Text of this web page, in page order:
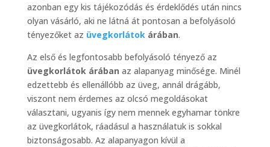
azonban egy kis tájékozódás és érdeklődés után nincs
olyan vásárló, aki ne látná át pontosan a befolyásoló
tényezőket az üvegkorlátokárában.
Az első és legfontosabb befolyásoló tényező az
üvegkorlátok árában az alapanyag minősége. Minél
edzettebb és ellenállóbb az üveg, annál drágább,
viszont nem érdemes az olcsó megoldásokat
választani, ugyanis így nem mennek egyhamar tönkre
az üvegkorlátok, ráadásul a használatuk is sokkal
biztonságosabb. Az alapanyagon kívül a